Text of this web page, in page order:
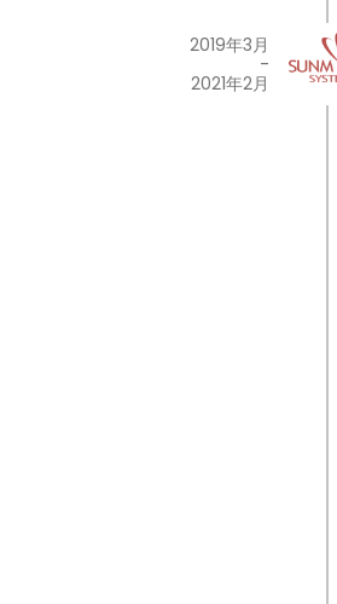
2019年3月
-
2021年2月